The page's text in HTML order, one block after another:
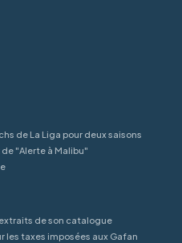
de La Liga pour deux saisons
"Alerte à Malibu"
extraits de son catalogue
les taxes imposées aux Gafan